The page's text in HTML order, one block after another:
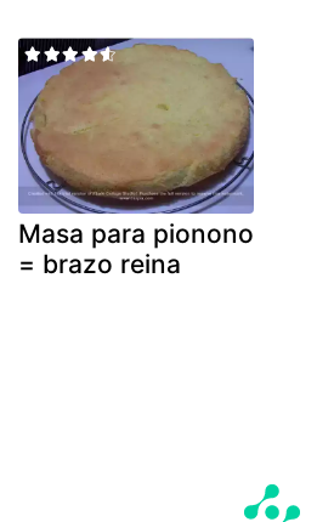
Masa para pionono
= brazo reina